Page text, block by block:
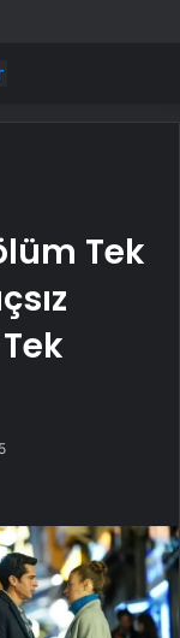
Tek
5